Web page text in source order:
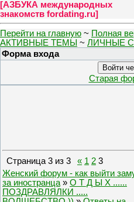
[АЗБУКА международных
знакомств fordating.ru]
Перейти на главную ~ Полная
АКТИВНЫЕ ТЕМЫ ~ ЛИЧНЫЕ
Форма входа
Войти
Старая
Страница3 из 3 « 1 2 3
Женский форум - как выйти
за иностранца » О Т Д Ы Х ......
ПОЗДРАВЛЯЛКИ .....